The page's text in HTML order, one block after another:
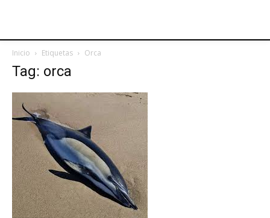
Inicio Etiquetas Orca
Tag: orca